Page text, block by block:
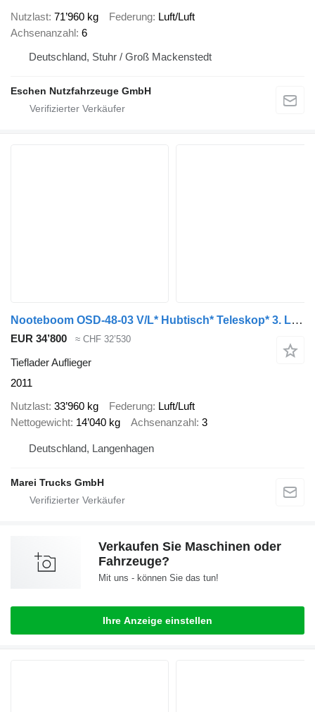
Nutzlast 71’960 kg Federung Luft/Luft
Achsenanzahl 6
Deutschland, Stuhr / Groß Mackenstedt
Eschen Nutzfahrzeuge GmbH
Nooteboom OSD-48-03 V/L* Hubtisch* Teleskop* 3. Lenkachse
EUR 34’800 ≈ CHF 32’530
Tieflader Auflieger
2011
Nutzlast 33’960 kg Federung Luft/Luft
Nettogewicht 14’040 kg Achsenanzahl 3
Deutschland, Langenhagen
Marei Trucks GmbH
Verkaufen Sie Maschinen oder
Fahrzeuge?
Mit uns - können Sie das tun!
Ihre Anzeige einstellen